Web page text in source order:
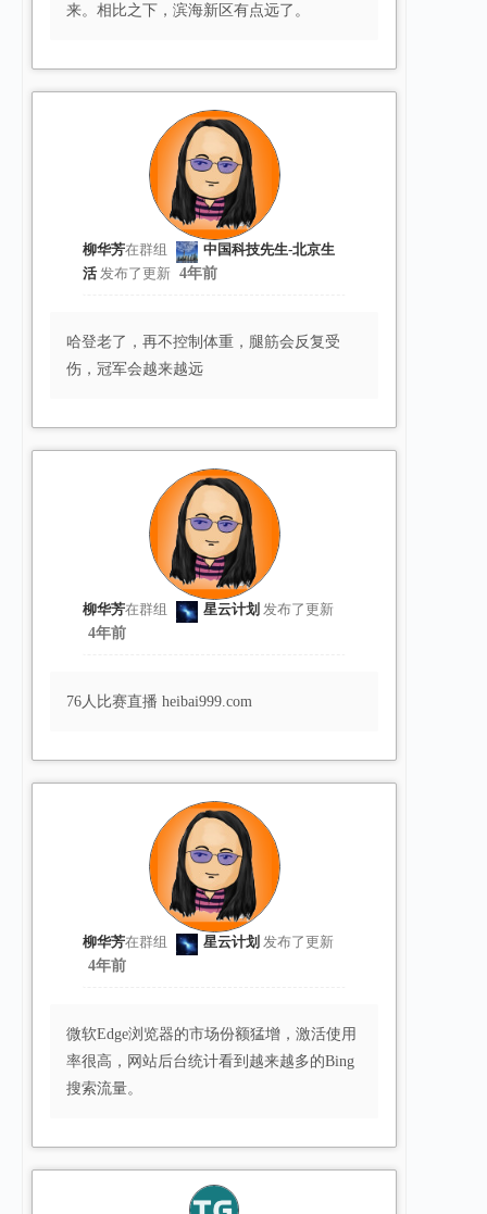
来。相比之下，滨海新区有点远了。
柳华芳在群组
中国科技先生-北京生
活发布了更新 4年前
哈登老了，再不控制体重，腿筋会反复受
伤，冠军会越来越远
柳华芳在群组 星云计划 发布了更新
4年前
76人比赛直播 heibai999.com
柳华芳在群组 星云计划 发布了更新
4年前
微软Edge浏览器的市场份额猛增，激活使用
率很高，网站后台统计看到越来越多的Bing
搜索流量。